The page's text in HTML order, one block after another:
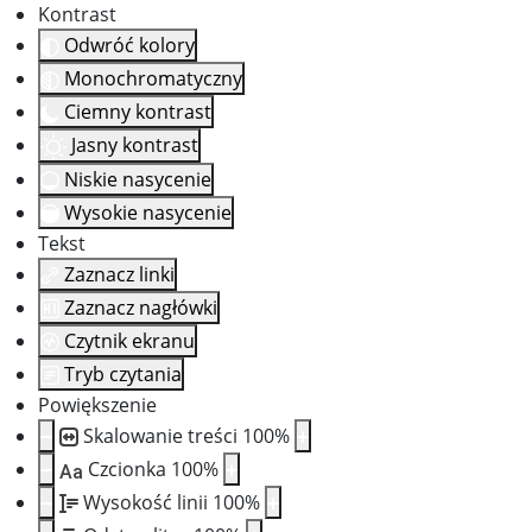
Kontrast
Odwróć kolory
Monochromatyczny
Ciemny kontrast
Jasny kontrast
Niskie nasycenie
Wysokie nasycenie
Tekst
Zaznacz linki
Zaznacz nagłówki
Czytnik ekranu
Tryb czytania
Powiększenie
Skalowanie treści 100%
Aa Czcionka 100%
Wysokość linii 100%